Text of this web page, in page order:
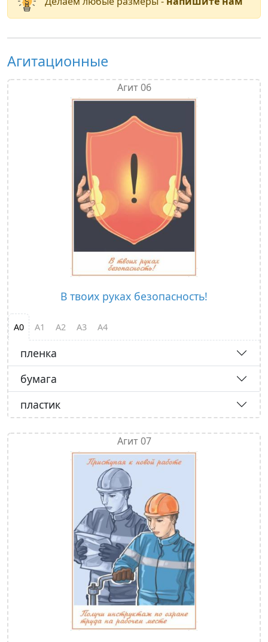
Агитационные
Агит 06
В твоих руках безопасность!
А0 А1 А2 А3 А4
пленка
бумага
пластик
Агит 07